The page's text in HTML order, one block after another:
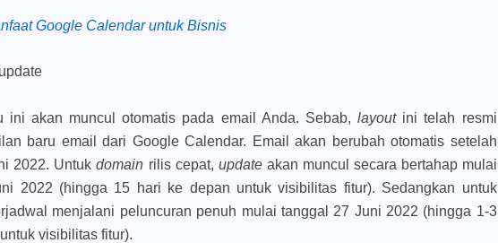
Google Calendar untuk Bisnis
ini akan muncul otomatis pada email Anda. Sebab,layout ini telah resmi
baru email dari Google Calendar. Email akan berubah otomatis setelah
2022. Untukdomain rilis cepat, update akan muncul secara bertahap mulai
2022 (hingga 15 hari ke depan untuk visibilitas fitur). Sedangkan untuk
menjalani peluncuran penuh mulai tanggal 27 Juni 2022 (hingga 1-3
visibilitas fitur).